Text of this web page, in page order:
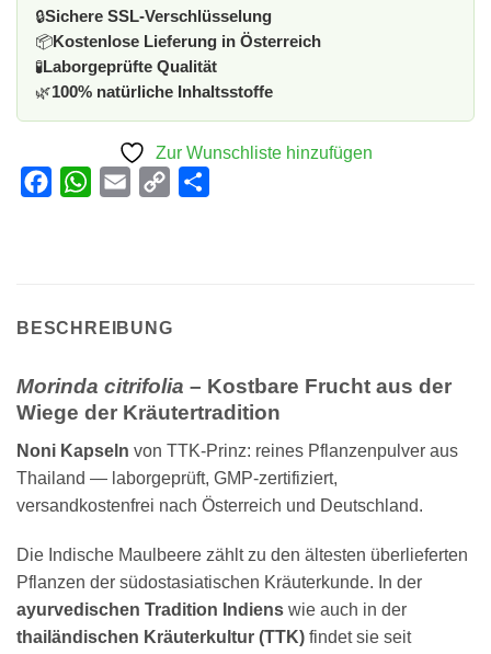
🔒Sichere SSL-Verschlüsselung
📦Kostenlose Lieferung in Österreich
🧪Laborgeprüfte Qualität
🌿100% natürliche Inhaltsstoffe
Zur Wunschliste hinzufügen
FacebookWhatsApp
Email
Copy
BESCHREIBUNG
Morinda citrifolia – Kostbare Frucht aus der
Wiege der Kräutertradition
Noni Kapseln von TTK-Prinz: reines Pflanzenpulver aus
Thailand — laborgeprüft, GMP-zertifiziert,
versandkostenfrei nach Österreich und Deutschland.
Die Indische Maulbeere zählt zu den ältesten überlieferten
Pflanzen der südostasiatischen Kräuterkunde. In der
ayurvedischen Tradition Indiens wie auch in der
thailändischen Kräuterkultur (TTK) findet sie seit